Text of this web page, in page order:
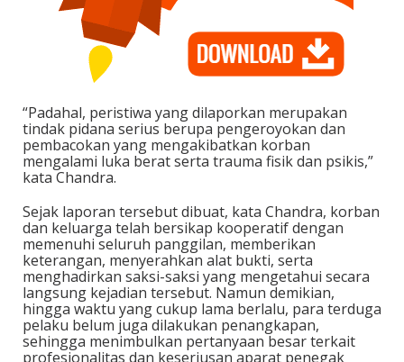
“Padahal, peristiwa yang dilaporkan merupakan
tindak pidana serius berupa pengeroyokan dan
pembacokan yang mengakibatkan korban
mengalami luka berat serta trauma fisik dan psikis,”
kata Chandra.
Sejak laporan tersebut dibuat, kata Chandra, korban
dan keluarga telah bersikap kooperatif dengan
memenuhi seluruh panggilan, memberikan
keterangan, menyerahkan alat bukti, serta
menghadirkan saksi-saksi yang mengetahui secara
langsung kejadian tersebut. Namun demikian,
hingga waktu yang cukup lama berlalu, para terduga
pelaku belum juga dilakukan penangkapan,
sehingga menimbulkan pertanyaan besar terkait
profesionalitas dan keseriusan aparat penegak